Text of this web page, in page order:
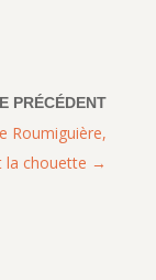
Roumiguière,
la chouette